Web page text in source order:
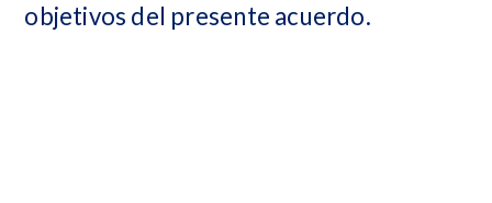
objetivos del presente acuerdo.